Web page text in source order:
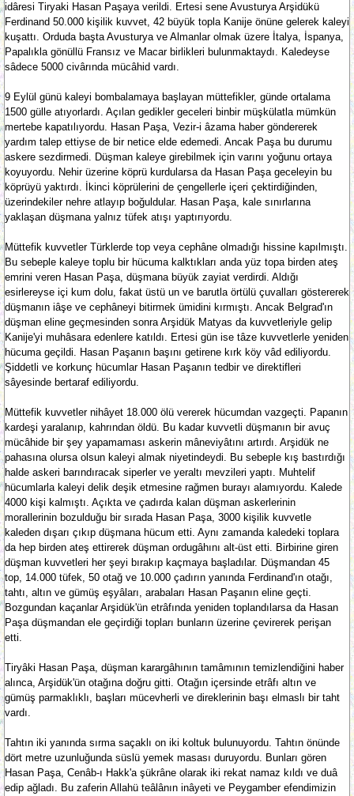
idâresi Tiryaki Hasan Paşaya verildi. Ertesi sene Avusturya Arşidükü
Ferdinand 50.000 kişilik kuvvet, 42 büyük topla Kanije önüne gelerek kaleyi
kuşattı. Orduda başta Avusturya ve Almanlar olmak üzere İtalya, İspanya,
Papalıkla gönüllü Fransız ve Macar birlikleri bulunmaktaydı. Kaledeyse
sâdece 5000 civârında mücâhid vardı.
9 Eylül günü kaleyi bombalamaya başlayan müttefikler, günde ortalama
1500 gülle atıyorlardı. Açılan gedikler geceleri binbir müşkülatla mümkün
mertebe kapatılıyordu. Hasan Paşa, Vezir-i âzama haber göndererek
yardım talep ettiyse de bir netice elde edemedi. Ancak Paşa bu durumu
askere sezdirmedi. Düşman kaleye girebilmek için varını yoğunu ortaya
koyuyordu. Nehir üzerine köprü kurdularsa da Hasan Paşa geceleyin bu
köprüyü yaktırdı. İkinci köprülerini de çengellerle içeri çektirdiğinden,
üzerindekiler nehre atlayıp boğuldular. Hasan Paşa, kale sınırlarına
yaklaşan düşmana yalnız tüfek atışı yaptırıyordu.
Müttefik kuvvetler Türklerde top veya cephâne olmadığı hissine kapılmıştı.
Bu sebeple kaleye toplu bir hücuma kalktıkları anda yüz topa birden ateş
emrini veren Hasan Paşa, düşmana büyük zayiat verdirdi. Aldığı
esirlereyse içi kum dolu, fakat üstü un ve barutla örtülü çuvalları göstererek
düşmanın iâşe ve cephâneyi bitirmek ümidini kırmıştı. Ancak Belgrad'ın
düşman eline geçmesinden sonra Arşidük Matyas da kuvvetleriyle gelip
Kanije'yi muhâsara edenlere katıldı. Ertesi gün ise tâze kuvvetlerle yeniden
hücuma geçildi. Hasan Paşanın başını getirene kırk köy vâd ediliyordu.
Şiddetli ve korkunç hücumlar Hasan Paşanın tedbir ve direktifleri
sâyesinde bertaraf ediliyordu.
Müttefik kuvvetler nihâyet 18.000 ölü vererek hücumdan vazgeçti. Papanın
kardeşi yaralanıp, kahrından öldü. Bu kadar kuvvetli düşmanın bir avuç
mücâhide bir şey yapamaması askerin mâneviyâtını artırdı. Arşidük ne
pahasına olursa olsun kaleyi almak niyetindeydi. Bu sebeple kış bastırdığı
halde askeri barındıracak siperler ve yeraltı mevzileri yaptı. Muhtelif
hücumlarla kaleyi delik deşik etmesine rağmen burayı alamıyordu. Kalede
4000 kişi kalmıştı. Açıkta ve çadırda kalan düşman askerlerinin
morallerinin bozulduğu bir sırada Hasan Paşa, 3000 kişilik kuvvetle
kaleden dışarı çıkıp düşmana hücum etti. Aynı zamanda kaledeki toplara
da hep birden ateş ettirerek düşman ordugâhını alt-üst etti. Birbirine giren
düşman kuvvetleri her şeyi bırakıp kaçmaya başladılar. Düşmandan 45
top, 14.000 tüfek, 50 otağ ve 10.000 çadırın yanında Ferdinand'ın otağı,
tahtı, altın ve gümüş eşyâları, arabaları Hasan Paşanın eline geçti.
Bozgundan kaçanlar Arşidük'ün etrâfında yeniden toplandılarsa da Hasan
Paşa düşmandan ele geçirdiği topları bunların üzerine çevirerek perişan
etti.
Tiryâki Hasan Paşa, düşman karargâhının tamâmının temizlendiğini haber
alınca, Arşidük'ün otağına doğru gitti. Otağın içersinde etrâfı altın ve
gümüş parmaklıklı, başları mücevherli ve direklerinin başı elmaslı bir taht
vardı.
Tahtın iki yanında sırma saçaklı on iki koltuk bulunuyordu. Tahtın önünde
dört metre uzunluğunda süslü yemek masası duruyordu. Bunları gören
Hasan Paşa, Cenâb-ı Hakk'a şükrâne olarak iki rekat namaz kıldı ve duâ
edip ağladı. Bu zaferin Allahü teâlânın inâyeti ve Peygamber efendimizin